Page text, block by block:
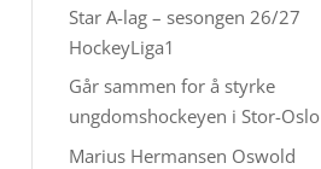
Star A-lag – sesongen 26/27
HockeyLiga1
Går sammen for å styrke
ungdomshockeyen i Stor-Oslo
Marius Hermansen Oswold